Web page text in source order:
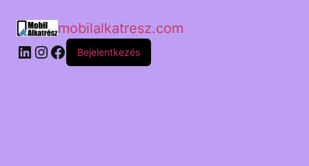
mobilalkatresz.com
Bejelentkezés